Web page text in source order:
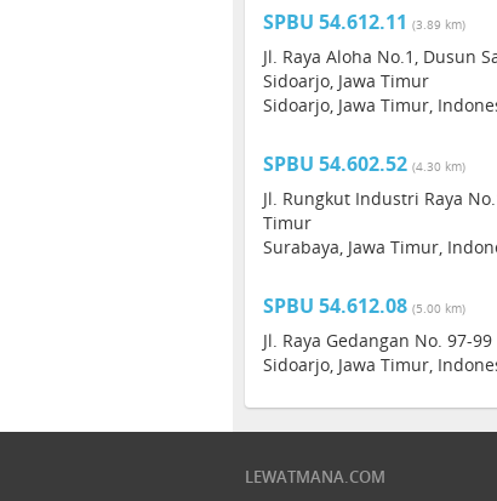
SPBU 54.612.11 (3.89 km)
Jl. Raya Aloha No.1, Dusun
Sidoarjo, Jawa Timur
Sidoarjo, Jawa Timur,
SPBU 54.602.52 (4.30 km)
Jl. Rungkut Industri Raya
Timur
Surabaya, Jawa Timur,
SPBU 54.612.08 (5.00 km)
Jl. Raya Gedangan No. 97-99
Sidoarjo, Jawa Timur,
LEWATMANA.COM